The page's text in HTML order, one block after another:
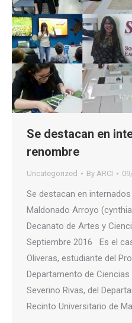
Se destacan en
renombre
Uncategorized By ARCI
Se destacan en
Maldonado Arroyo
Decanato de Artes y
Septiembre 2016 Es el
Oliveras, estudiante del
Departamento de Ciencias
Severino Rivas, del
Recinto Universitario de